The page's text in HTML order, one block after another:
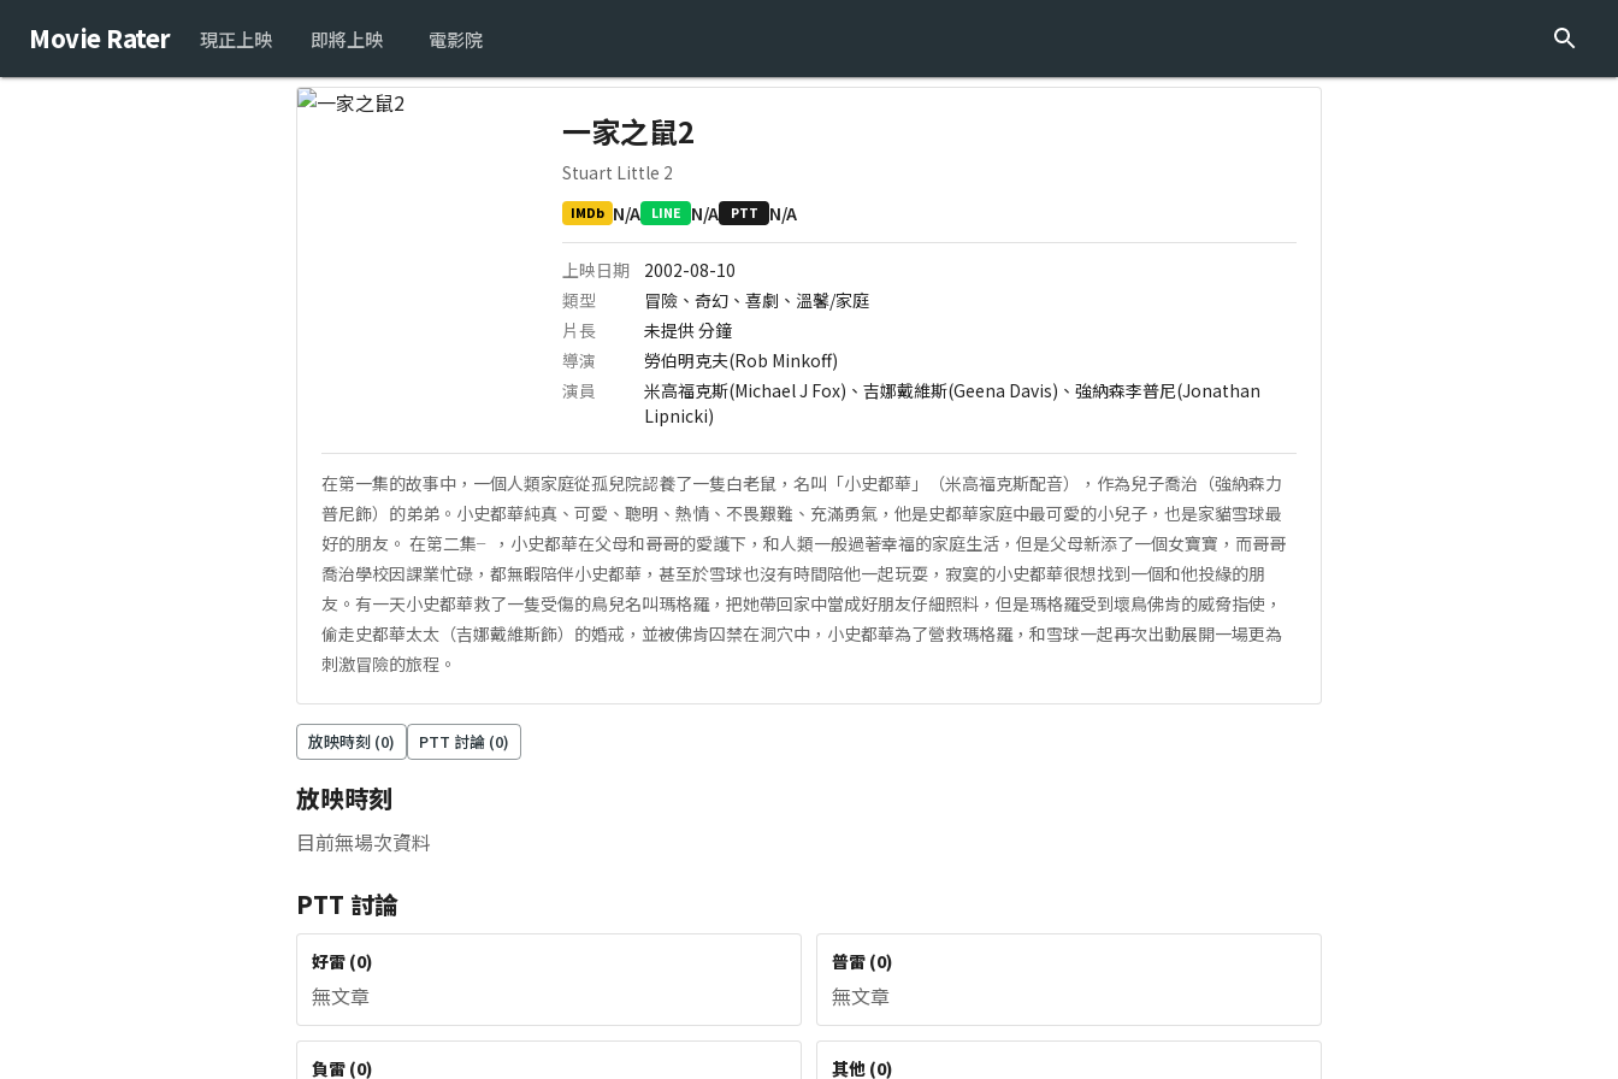
Movie Rater 現正上映 即將上映 電影院
一家之鼠2
Stuart Little 2
IMDb N/A LINE N/A PTT N/A
上映日期
2002-08-10
類型
冒險、奇幻、喜劇、溫馨/家庭
片長
未提供分鐘
導演
勞伯明克夫(Rob Minkoff)
演員
米高福克斯(Michael J Fox)、吉娜戴維斯(Geena Davis)、強納森李普尼(Jonathan
Lipnicki)
在第一集的故事中，一個人類家庭從孤兒院認養了一隻白老鼠，名叫「小史都華」（米高福克斯配音），作為兒子喬治（強納森力
普尼飾）的弟弟。小史都華純真、可愛、聰明、熱情、不畏艱難、充滿勇氣，他是史都華家庭中最可愛的小兒子，也是家貓雪球最
好的朋友。 在第二集╴，小史都華在父母和哥哥的愛護下，和人類一般過著幸福的家庭生活，但是父母新添了一個女寶寶，而哥哥
喬治學校因課業忙碌，都無暇陪伴小史都華，甚至於雪球也沒有時間陪他一起玩耍，寂寞的小史都華很想找到一個和他投緣的朋
友。有一天小史都華救了一隻受傷的鳥兒名叫瑪格羅，把她帶回家中當成好朋友仔細照料，但是瑪格羅受到壞鳥佛肯的威脅指使，
偷走史都華太太（吉娜戴維斯飾）的婚戒，並被佛肯囚禁在洞穴中，小史都華為了營救瑪格羅，和雪球一起再次出動展開一場更為
刺激冒險的旅程。
放映時刻 (0) PTT 討論 (0)
放映時刻
目前無場次資料
PTT 討論
好雷 (0)
無文章
普雷 (0)
無文章
負雷 (0) 其他 (0)